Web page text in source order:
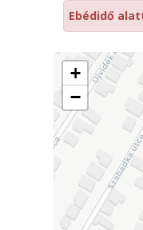
+
−
Ebédidő